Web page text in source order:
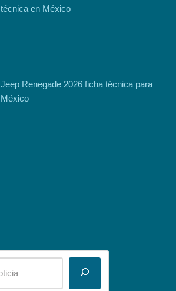
técnica en México
Jeep Renegade 2026 ficha técnica para
México